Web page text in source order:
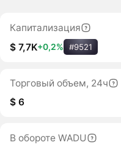
Капитализация
$ 7,7K+0,2% #9521
Торговый объем, 24ч
$ 6
В обороте WADU